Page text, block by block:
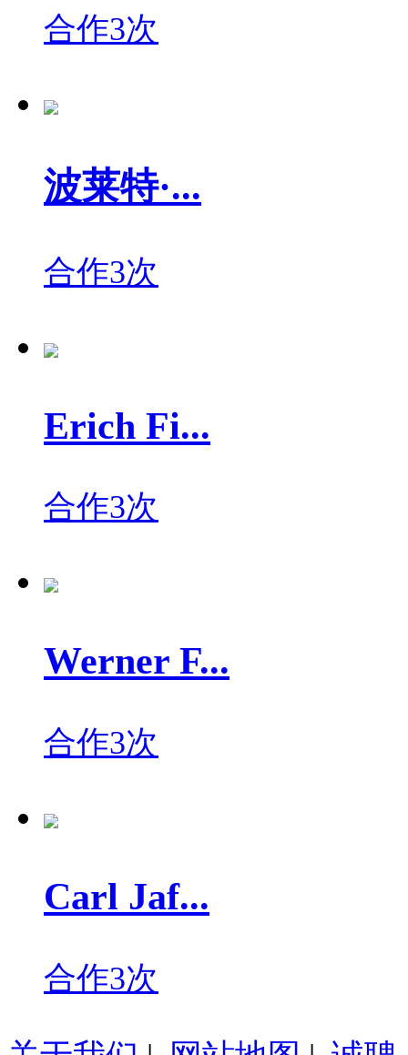
合作3次
波莱特·...
合作3次
Erich Fi...
合作3次
Werner F...
合作3次
Carl Jaf...
合作3次